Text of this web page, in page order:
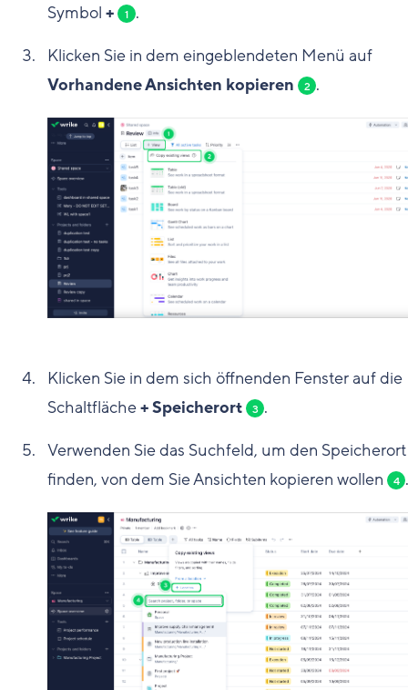
Symbol + 1 .
Klicken Sie in dem eingeblendeten Menü auf
Vorhandene Ansichten kopieren
2 .
Klicken Sie in dem sich öffnenden Fenster auf die
Schaltfläche+ Speicherort 3 .
Verwenden Sie das Suchfeld, um den
finden, von dem Sie Ansichten kopieren wollen
4 .